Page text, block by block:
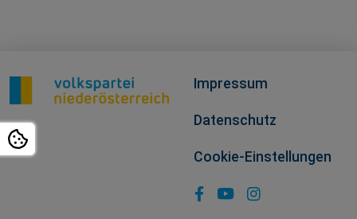
Impressum
Datenschutz
Cookie-Einstellungen